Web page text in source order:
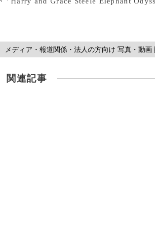
メディア・報道関係・法人の方向け 写真・動画
関連記事